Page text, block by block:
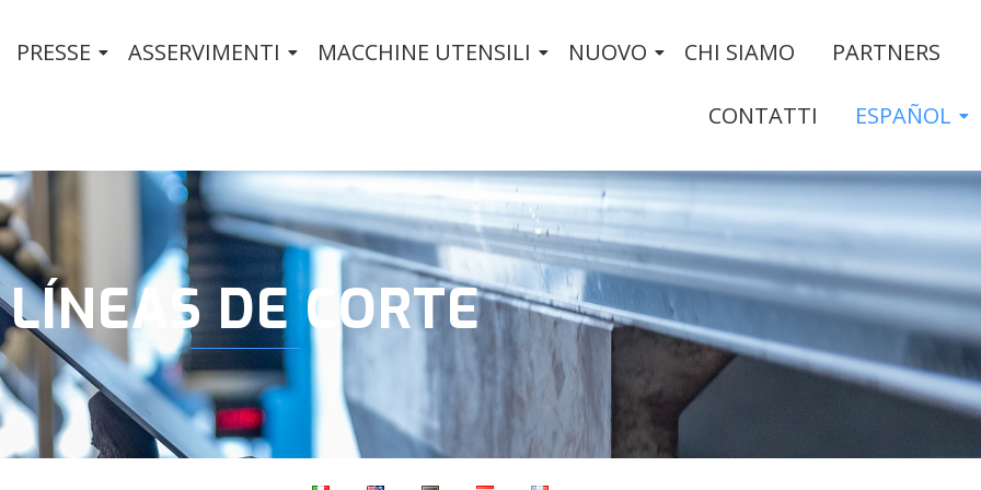
PRESSE ASSERVIMENTI MACCHINE UTENSILI NUOVO CHI SIAMO PARTNERS
CONTATTI ESPAÑOL
LÍNEAS DE CORTE